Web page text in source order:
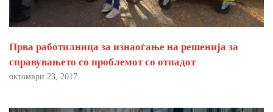
Прва работилница за изнаоѓање на решенија за
справувањето со проблемот со отпадот
октомври 23, 2017